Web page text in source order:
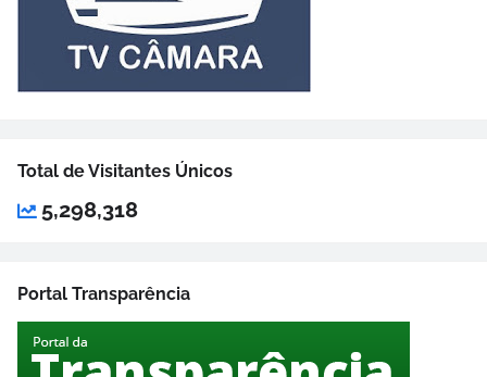
Total de Visitantes Únicos
5,298,318
Portal Transparência